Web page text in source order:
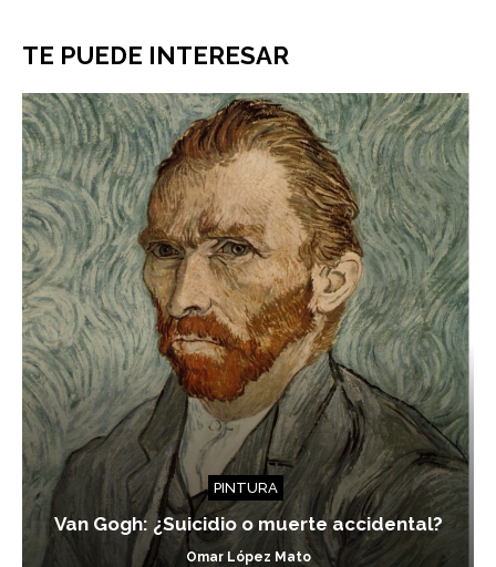
TE PUEDE INTERESAR
PINTURA
Van Gogh: ¿Suicidio o muerte accidental?
Omar López Mato